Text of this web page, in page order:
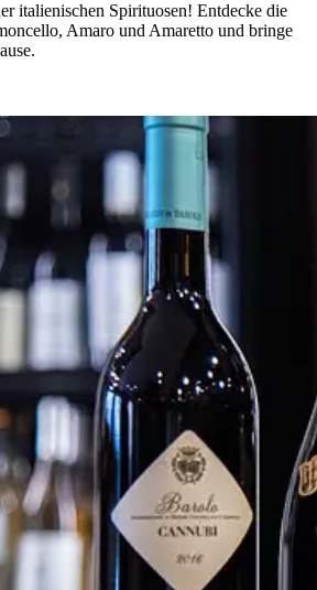
italienischen Spirituosen! Entdecke die
Amaro und Amaretto und bringe